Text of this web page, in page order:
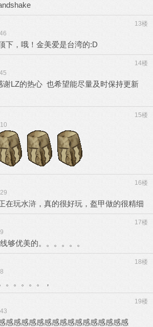
13楼
下，哦！金美爱是台湾的:D
14楼
LZ的热心 也希望能尽量及时保持更新
15楼
16楼
在玩水浒，真的很好玩，盔甲做的很精细
17楼
够优美的。。。。。。
18楼
。。。。。，
19楼
感感感感感感感感感感感感感感感感